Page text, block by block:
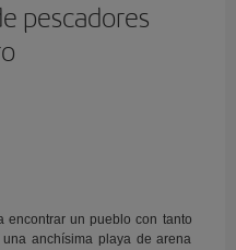
pescadores
encontrar un pueblo con tanto
anchísima playa de arena